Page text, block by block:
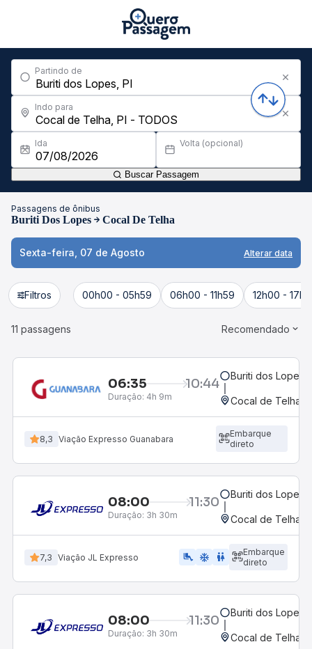
Partindo de
Indo para
Ida Volta (opcional)
Buscar Passagem
Passagens de ônibus
Buriti Dos Lopes Cocal De Telha
Sexta-feira, 07 de Agosto Alterar data
Filtros 00h00 - 05h59 06h00 - 11h59 12h00 -
11 passagens Recomendado
06:35 10:44
Duração: 4h 9m
Buriti dos Lopes,
Cocal de Telha,
8,3 Viação Expresso Guanabara
Embarque
direto
08:00 11:30
Duração: 3h 30m
Buriti dos Lopes,
Cocal de Telha,
7,3 Viação JL Expresso airline_seat_legroom_extra ac_unit WC
Embarque
direto
08:00 11:30
Duração: 3h 30m
Buriti dos Lopes,
Cocal de Telha,